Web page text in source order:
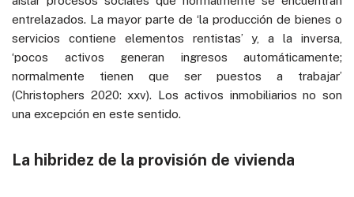
entrelazados. La mayor parte de ‘la producción de bienes o
servicios contiene elementos rentistas’ y, a la inversa,
‘pocos activos generan ingresos automáticamente;
normalmente tienen que ser puestos a trabajar’
(Christophers 2020: xxv). Los activos inmobiliarios no son
una excepción en este sentido.
La hibridez de la provisión de vivienda